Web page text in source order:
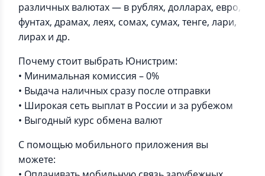
различных валютах — в рублях, долларах, евро,
фунтах, драмах, леях, сомах, сумах, тенге, лари,
лирах и др.
Почему стоит выбрать Юнистрим:
• Минимальная комиссия – 0%
• Выдача наличных сразу после отправки
• Широкая сеть выплат в России и за рубежом
• Выгодный курс обмена валют
С помощью мобильного приложения вы
можете: